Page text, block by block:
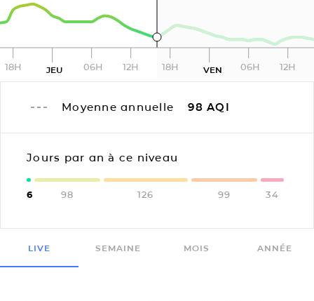
18H JEU 06H 12H 18H VEN 06H 12H
Moyenne annuelle 98 AQI
Jours par an à ce niveau
6 98 126 99 34
LIVE SEMAINE MOIS ANNÉE